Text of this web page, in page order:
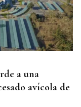
a una
avícola de